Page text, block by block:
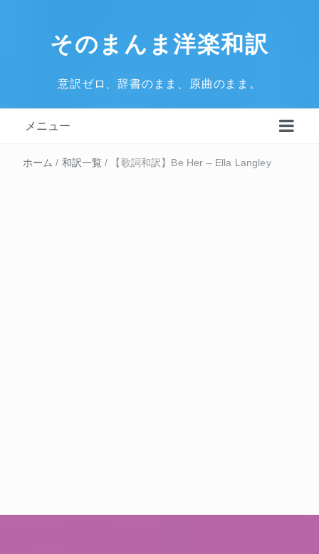
そのまんま洋楽和訳
意訳ゼロ、辞書のまま、原曲のまま。
メニュー
ホーム / 和訳一覧 / 【歌詞和訳】Be Her – Ella Langley